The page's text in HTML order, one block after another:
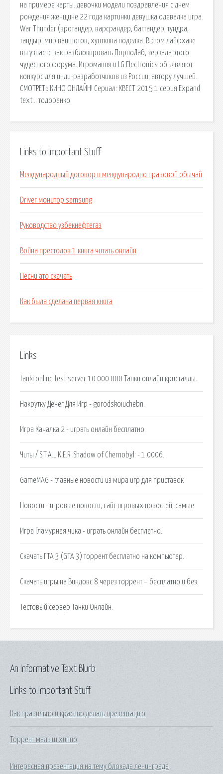
на примере карты. девочки модели поздравления с днем
рождения женщине 22 года картинки девушка одевалка игра.
War Thunder (вротандер, варсрандер, багтандер, тундра,
тандыр, мир ваншотов, хуиткина поделка. В этом лайфхаке
вы узнаете как разблокировать ПорноЛаб, зеркала этого
чудесного форума. Игромания и LG Electronics объявляют
конкурс для инди-разработчиков из России: автору лучшей.
СМОТРЕТЬ КИНО ОНЛАЙН! Сериал: КВЕСТ 2015 1 серия Expand
text… тодоренко.
Links to Important Stuff
Международный договор и международно правовой обычай
Driver монитор samsung
Руководство узбекнефтегаз
Война престолов 1 книга читать онлайн
Песни ато скачать
Как была сделана первая книга
Links
tanki online test server 10 000 000 Танки онлайн кристаллы.
Накрутку Денег Для Игр - gorodskoiuchebn.
Игра Качалка 2 - играть онлайн бесплатно.
Читы / S.T.A.L.K.E.R. Shadow of Chernobyl: - 1.0006.
GameMAG - главные новости из мира игр для приставок
Новости - игровые новости, сайт игровых новостей, самые.
Игра Гламурная чика - играть онлайн бесплатно.
Скачать ГТА 3 (GTA 3) торрент бесплатно на компьютер.
Скачать игры на Виндовс 8 через торрент – бесплатно и без.
Тестовый сервер Танки Онлайн.
Links to Important Stuff
Как правильно и красиво делать презентацию
Торрент малыш хиппо
Интересная презентация на тему блокада ленинграда
An Informative Text Blurb